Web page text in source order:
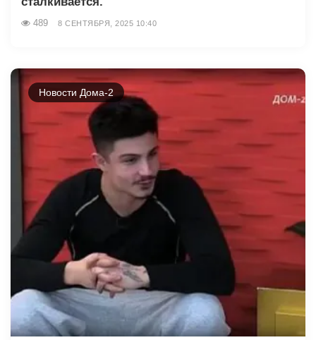
489 8 СЕНТЯБРЯ, 2025 10:40
Новости Дома-2